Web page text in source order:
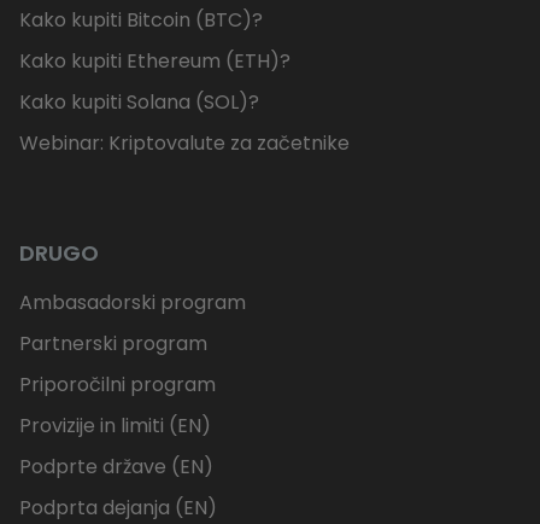
Kako kupiti Bitcoin (BTC)?
Kako kupiti Ethereum (ETH)?
Kako kupiti Solana (SOL)?
Webinar: Kriptovalute za začetnike
DRUGO
Ambasadorski program
Partnerski program
Priporočilni program
Provizije in limiti (EN)
Podprte države (EN)
Podprta dejanja (EN)